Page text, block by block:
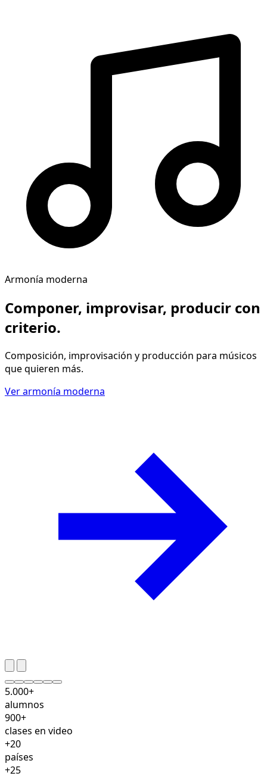
Armonía moderna
Componer, improvisar, producir con
criterio.
Composición, improvisación y producción para músicos
que quieren más.
Ver armonía moderna
5.000+
alumnos
900+
clases en video
+20
países
+25